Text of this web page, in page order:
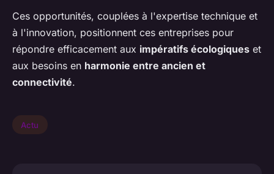
Ces opportunités, couplées à l'expertise technique et
à l'innovation, positionnent ces entreprises pour
répondre efficacement aux impératifs écologiques et
aux besoins en harmonie entre ancien et
connectivité.
Actu